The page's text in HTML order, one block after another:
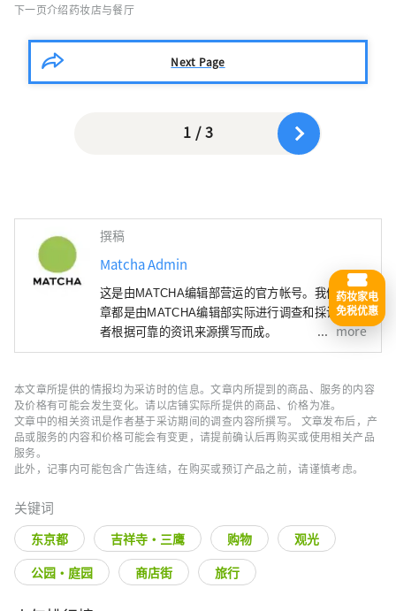
下一页介绍药妆店与餐厅
Next Page
1 / 3
撰稿
Matcha Admin
这是由MATCHA编辑部营运的官方帐号。我们的文
章都是由MATCHA编辑部实际进行调查和採访，或
者根据可靠的资讯来源撰写而成。
more
本文章所提供的情报均为采访时的信息。文章内所提到的商品、服务的内容
及价格有可能会发生变化。请以店铺实际所提供的商品、价格为准。
文章中的相关资讯是作者基于采访期间的调查内容所撰写。 文章发布后，产
品或服务的内容和价格可能会有变更，请提前确认后再购买或使用相关产品
服务。
此外，记事内可能包含广告连结，在购买或预订产品之前，请谨慎考虑。
关键词
东京都 吉祥寺・三鹰 购物
观光
公园・庭园
商店街 旅行
药妆家电
免税优惠